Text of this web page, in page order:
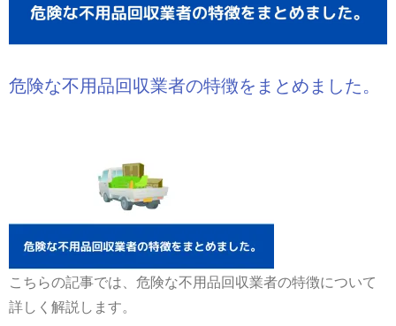
危険な不用品回収業者の特徴をまとめました。
こちらの記事では、危険な不用品回収業者の特徴について
詳しく解説します。